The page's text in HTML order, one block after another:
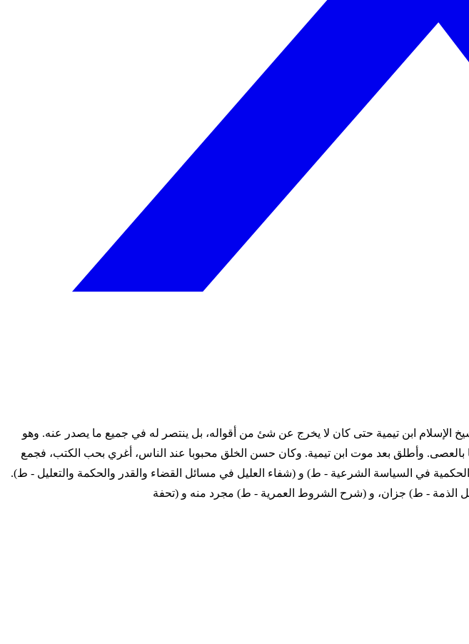
تتلمذ لشيخ الإسلام ابن تيمية حتى كان لا يخرج عن شئ من أقواله، بل ينتصر له في جميع ما يصدر عنه. وهو
وأطلق بعد موت ابن تيمية. وكان حسن الخلق محبوبا عند الناس، أغري بحب الكتب، فجمع
في السياسة الشرعية - ط) و (شفاء العليل في مسائل القضاء والقدر والحكمة والتعليل - ط).